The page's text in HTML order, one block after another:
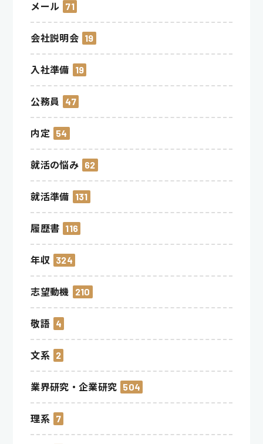
メール 71
会社説明会 19
入社準備 19
公務員 47
内定 54
就活の悩み 62
就活準備 131
履歴書 116
年収 324
志望動機 210
敬語 4
文系 2
業界研究・企業研究 504
理系 7